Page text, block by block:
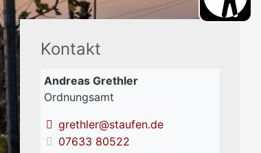
Kontakt
Andreas Grethler
Ordnungsamt
grethler@staufen.de
07633 80522